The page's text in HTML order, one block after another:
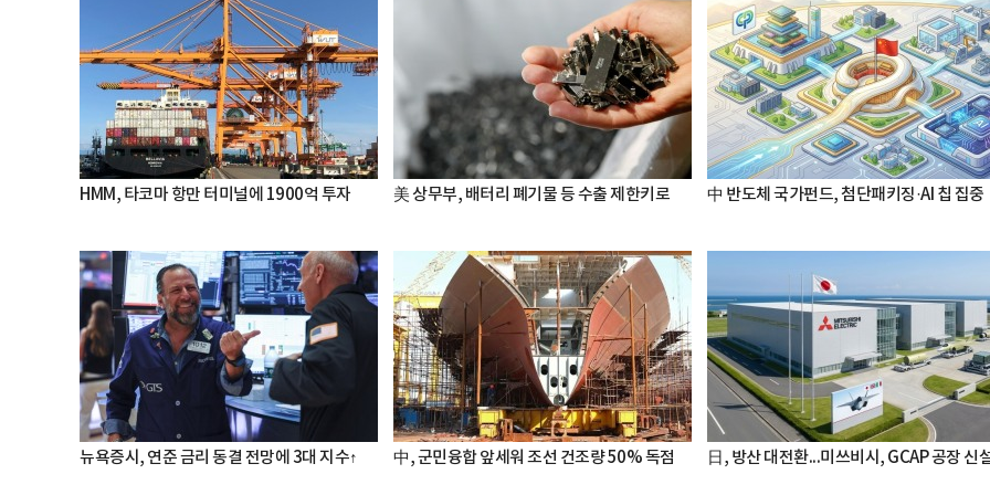
HMM, 타코마 항만 터미널에 1900억 투자 美 상무부, 배터리 폐기물 등 수출 제한키로 中 반도체 국가펀드, 첨단패키징·AI 칩 집중
뉴욕증시, 연준 금리 동결 전망에 3대 지수↑ 中, 군민융합 앞세워 조선 건조량 50% 독점 日, 방산 대전환...미쓰비시, GCAP 공장 신